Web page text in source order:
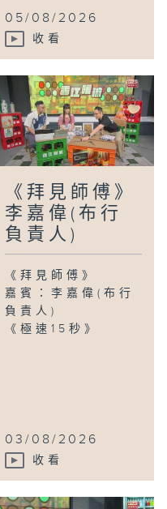
05/08/2026
收看
《拜見師傅》
李嘉偉(布行
負責人)
《拜見師傅》
嘉賓：李嘉偉(布行
負責人)
《極速15秒》
03/08/2026
收看